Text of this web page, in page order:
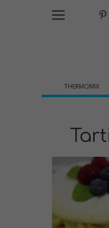
THERMOMIX